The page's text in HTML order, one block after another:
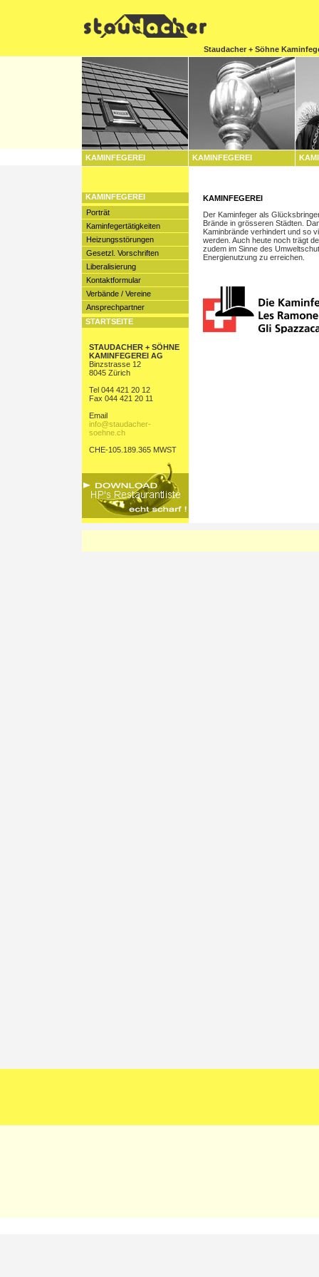
Staudacher + Söhne
KAMINFEGEREI KAMINFEGEREI
KAMINFEGEREI
Porträt
Kaminfegertätigkeiten
Heizungsstörungen
Gesetzl. Vorschriften
Liberalisierung
Kontaktformular
Verbände / Vereine
Ansprechpartner
STARTSEITE
STAUDACHER + SÖHNE
KAMINFEGEREI AG
Binzstrasse 12
8045 Zürich
Tel 044 421 20 12
Fax 044 421 20 11
Email
info@staudacher-
soehne.ch
CHE-105.189.365 MWST
KAMINFEGEREI
Der Kaminfeger als
Brände in grösseren Städten.
Kaminbrände verhindert und so
werden. Auch heute noch trägt
zudem im Sinne des
Energienutzung zu erreichen.